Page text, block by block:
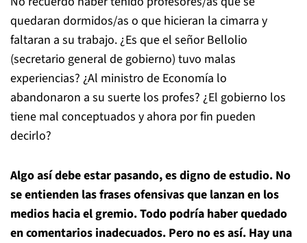
quedaran dormidos/as o que hicieran la cimarra y
faltaran a su trabajo. ¿Es que el señor Bellolio
(secretario general de gobierno) tuvo malas
experiencias? ¿Al ministro de Economía lo
abandonaron a su suerte los profes? ¿El gobierno los
tiene mal conceptuados y ahora por fin pueden
decirlo?
Algo así debe estar pasando, es digno de estudio. No
se entienden las frases ofensivas que lanzan en los
medios hacia el gremio.Todo podría haber quedado
en comentarios inadecuados. Pero no es así. Hay una